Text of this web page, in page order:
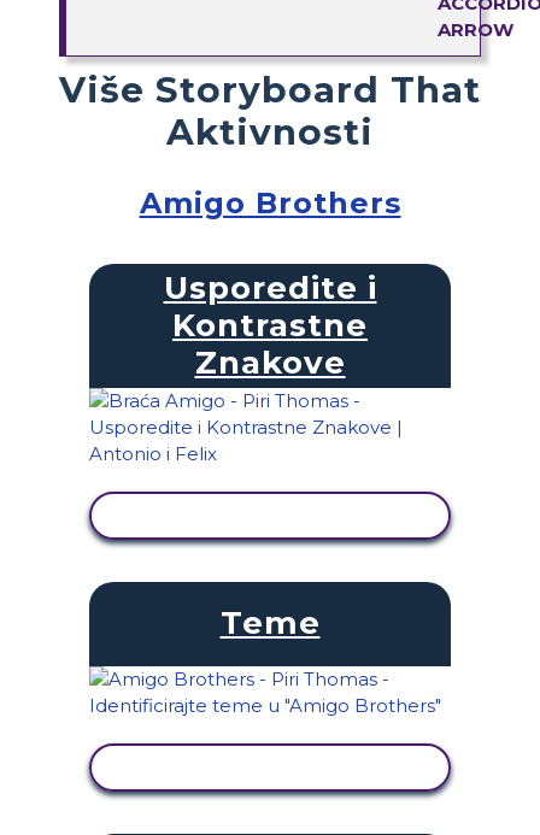
Više Storyboard That
Aktivnosti
Amigo Brothers
Usporedite i
Kontrastne
Znakove
Teme